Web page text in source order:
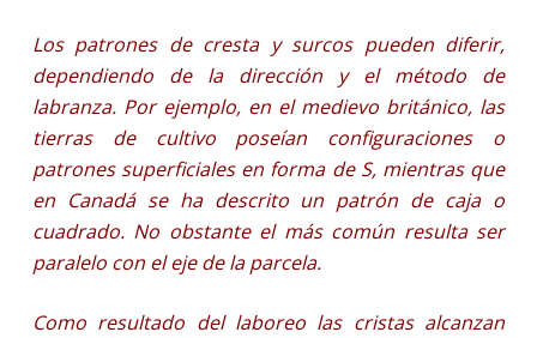
Los patrones de cresta y surcos pueden diferir,
dependiendo de la dirección y el método de
labranza. Por ejemplo, en el medievo británico, las
tierras de cultivo poseían configuraciones o
patrones superficiales en forma de S, mientras que
en Canadá se ha descrito un patrón de caja o
cuadrado. No obstante el más común resulta ser
paralelo con el eje de la parcela.
Como resultado del laboreo las cristas alcanzan